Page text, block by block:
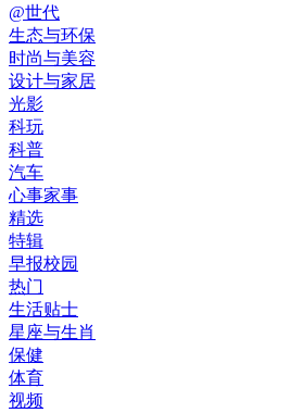
@世代
生态与环保
时尚与美容
设计与家居
光影
科玩
科普
汽车
心事家事
精选
特辑
早报校园
热门
生活贴士
星座与生肖
保健
体育
视频